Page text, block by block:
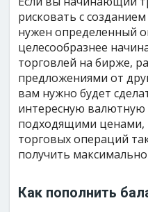
рисковать с
нужен определенный
целесообразнее
торговлей на бирже,
предложениями от
вам нужно будет
интересную валютную
подходящими ценами,
торговых операций
получить
Как пополнить